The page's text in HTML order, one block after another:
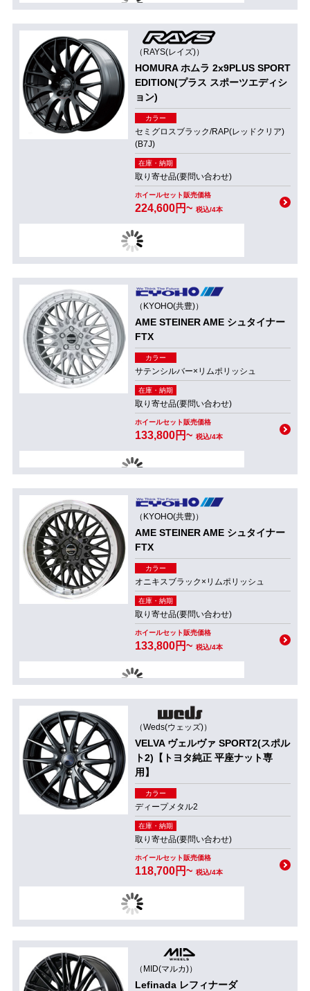
（RAYS(レイズ)）
HOMURA ホムラ 2x9PLUS SPORT
EDITION(プラス スポーツエディシ
ョン)
カラー
セミグロスブラック/RAP(レッドクリア)
(B7J)
在庫・納期
取り寄せ品(要問い合わせ)
ホイールセット販売価格
224,600円~ 税込/4本
（KYOHO(共豊)）
AME STEINER AME シュタイナー
FTX
カラー
サテンシルバー×リムポリッシュ
在庫・納期
取り寄せ品(要問い合わせ)
ホイールセット販売価格
133,800円~ 税込/4本
（KYOHO(共豊)）
AME STEINER AME シュタイナー
FTX
カラー
オニキスブラック×リムポリッシュ
在庫・納期
取り寄せ品(要問い合わせ)
ホイールセット販売価格
133,800円~ 税込/4本
（Weds(ウェッズ)）
VELVA ヴェルヴァ SPORT2(スポル
ト2)【トヨタ純正 平座ナット専
用】
カラー
ディープメタル2
在庫・納期
取り寄せ品(要問い合わせ)
ホイールセット販売価格
118,700円~ 税込/4本
（MID(マルカ)）
Lefinada レフィナーダ